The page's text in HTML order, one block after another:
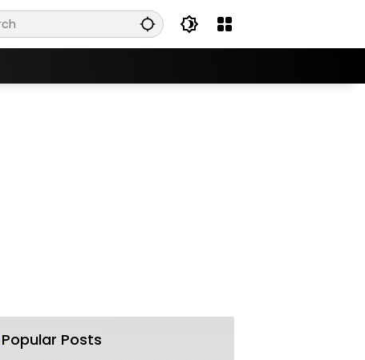
Popular Posts